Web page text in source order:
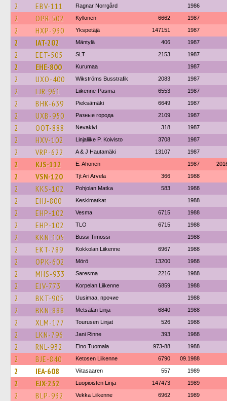
2 EBV-111 Ragnar Norrgård 1986
2 OPR-502 Kyllonen 6662 1987
2 HXP-930 Ykspetäjä 147151 1987
2 IAT-202 Mäntylä 406 1987
2 EET-505 SLT 2153 1987
2 EHE-800 Kurumaa 1987
2 UXO-400 Wikströms Busstrafik 2083 1987
2 LJR-961 Liikenne-Pasma 6553 1987
2 BHK-639 Pieksämäki 6649 1987
2 UXB-950 Разные города 2109 1987
2 OOT-888 Nevakivi 318 1987
2 HXV-102 Linjaliike P. Koivisto 3708 1987
2 VRP-622 A & J Hautamäki 13107 1987
2 KJS-112 E. Ahonen 1987
2 VSN-120 Tjt Ari Arvela 366 1988
2 KKS-102 Pohjolan Matka 583 1988
2 EHJ-800 Keskimatkat 1988
2 EHP-102 Vesma 6715 1988
2 EHP-102 TLO 6715 1988
2 KKN-105 Bussi Timossi 1988
2 EKT-789 Kokkolan Liikenne 6967 1988
2 OPK-602 Mörö 13200 1988
2 MHS-933 Saresma 2216 1988
2 EJV-773 Korpelan Liikenne 6859 1988
2 BKT-905 Uusimaa, прочие 1988
2 BKN-888 Metsälän Linja 6840 1988
2 XLM-177 Tourusen Linjat 526 1988
2 LKN-796 Jani Rinne 393 1988
2 RNL-932 Eino Tuomala 973-88 1988
2 BJE-840 Ketosen Liikenne 6790 09.1988
2 IEA-608 Viitasaaren 557 1989
2 EJX-252 Luopioisten Linja 147473 1989
2 BLP-932 Vekka Liikenne 6962 1989